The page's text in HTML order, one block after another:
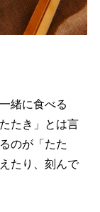
緒に食べる
たき」とは言
のが「たた
たり、刻んで